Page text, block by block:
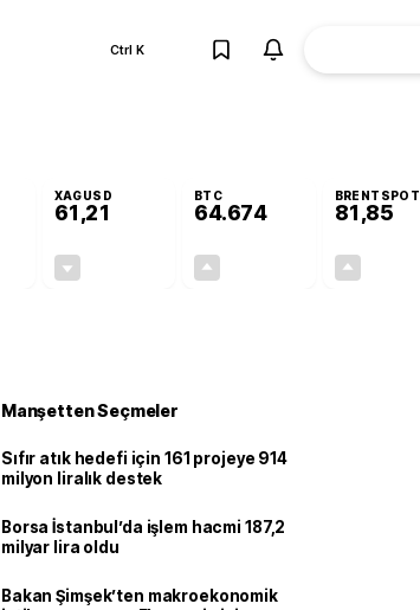
Ctrl K
XAGUSD
61,21
BTC
64.674
BRENTSPOT
81,85
Manşetten Seçmeler
Sıfır atık hedefi için 161 projeye 914
milyon liralık destek
Borsa İstanbul’da işlem hacmi 187,2
milyar lira oldu
Bakan Şimşek’ten makroekonomik